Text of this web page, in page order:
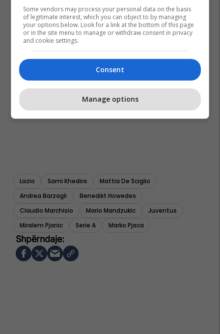
Lazio Sami Khedira
Mattia De Sciglio
Andrea Barzagli
Benedikt Howedes
Claudio Marchisio
Mario Mandzukic
Juventus
Miralem Pjanic
Serie A Marko Pjaca
Some vendors may process your personal data on the basis
of legitimate interest, which you can object to by managing
your options below. Look for a link at the bottom of this page
or in the site menu to manage or withdraw consent in privacy
and cookie settings.
Consent
Manage options